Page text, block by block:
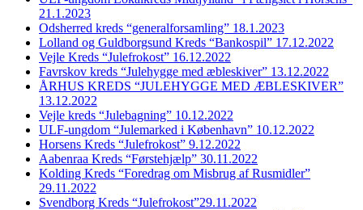
21.1.2023
Odsherred kreds “generalforsamling” 18.1.2023
Lolland og Guldborgsund Kreds “Bankospil” 17.12.2022
Vejle Kreds “Julefrokost” 16.12.2022
Favrskov kreds “Julehygge med æbleskiver” 13.12.2022
ÅRHUS KREDS “JULEHYGGE MED ÆBLESKIVER”
13.12.2022
Vejle kreds “Julebagning” 10.12.2022
ULF-ungdom “Julemarked i København” 10.12.2022
Horsens Kreds “Julefrokost” 9.12.2022
Aabenraa Kreds “Førstehjælp” 30.11.2022
Kolding Kreds “Foredrag om Misbrug af Rusmidler”
29.11.2022
Svendborg Kreds “Julefrokost”29.11.2022